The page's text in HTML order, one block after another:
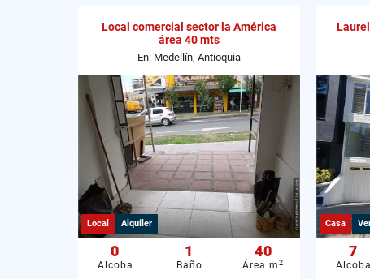
Local comercial sector la América
área 40 mts
En: Medellín, Antioquia
Local Alquiler
0
Alcoba
1
Baño
40
Área m 2
Casa
7
Alcoba